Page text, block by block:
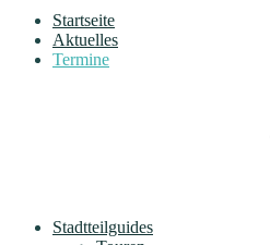
Startseite
Aktuelles
Termine
Stadtteilguides